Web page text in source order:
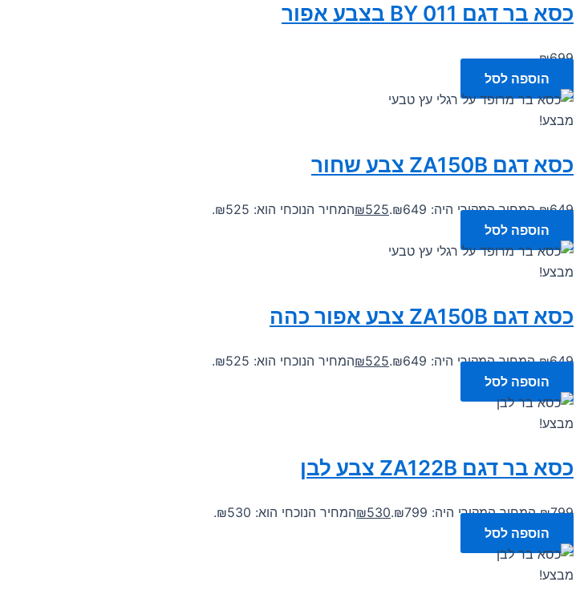
כסא בר דגם 011 BY בצבע אפור
₪699
הוספה לסל
מבצע!
כסא דגם ZA150B צבע שחור
₪649 המחיר המקורי היה: ₪649. ₪525
המחיר הנוכחי הוא: ₪525.
הוספה לסל
מבצע!
כסא דגם ZA150B צבע אפור כהה
₪649 המחיר המקורי היה: ₪649. ₪525
המחיר הנוכחי הוא: ₪525.
הוספה לסל
מבצע!
כסא בר דגם ZA122B צבע לבן
₪799 המחיר המקורי היה: ₪799. ₪530
המחיר הנוכחי הוא: ₪530.
הוספה לסל
מבצע!